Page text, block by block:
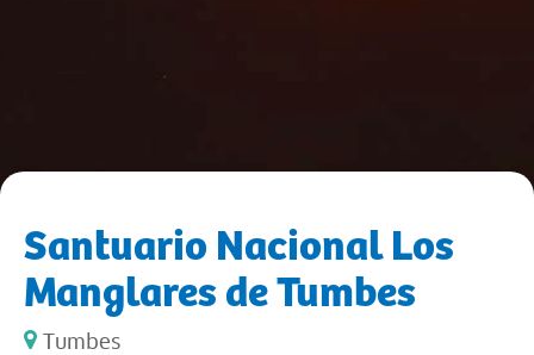
Santuario Nacional Los
Manglares de Tumbes
Tumbes